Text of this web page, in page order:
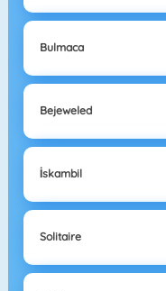
Bulmaca
Bejeweled
İskambil
Solitaire